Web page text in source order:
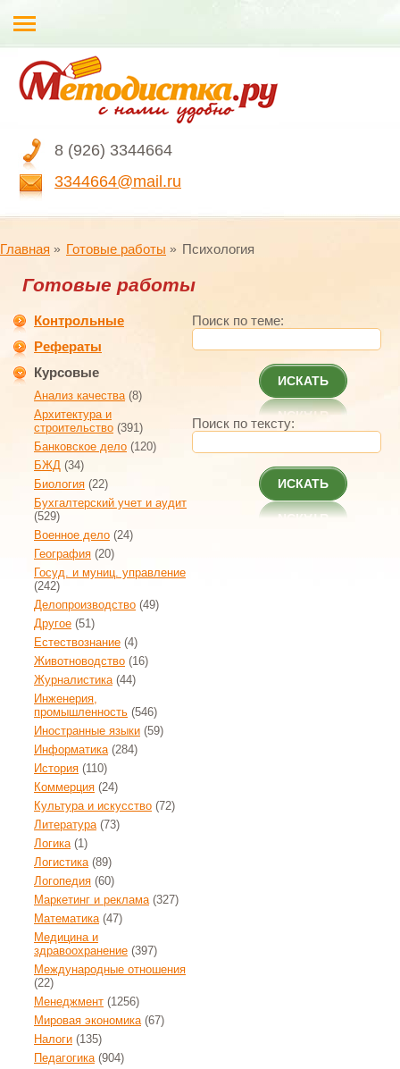
8 (926) 3344664
3344664@mail.ru
Главная Готовые работы Психология
Готовые работы
Контрольные
Рефераты
Курсовые
Анализ качества(8)
Архитектура и
строительство (391)
Банковское дело (120)
БЖД (34)
Биология (22)
Бухгалтерский учет и аудит
(529)
Военное дело (24)
География (20)
Госуд. и муниц. управление
(242)
Делопроизводство (49)
Другое (51)
Естествознание (4)
Животноводство (16)
Журналистика(44)
Инженерия,
промышленность (546)
Иностранные языки (59)
Информатика(284)
История (110)
Коммерция (24)
Культура и искусство (72)
Литература(73)
Логика(1)
Логистика(89)
Логопедия (60)
Маркетинг и реклама(327)
Математика(47)
Медицина и
здравоохранение (397)
Международные отношения
(22)
Менеджмент (1256)
Мировая экономика(67)
Налоги (135)
Педагогика(904)
Поиск по теме:
ИСКАТЬ
Поиск по тексту:
ИСКАТЬ